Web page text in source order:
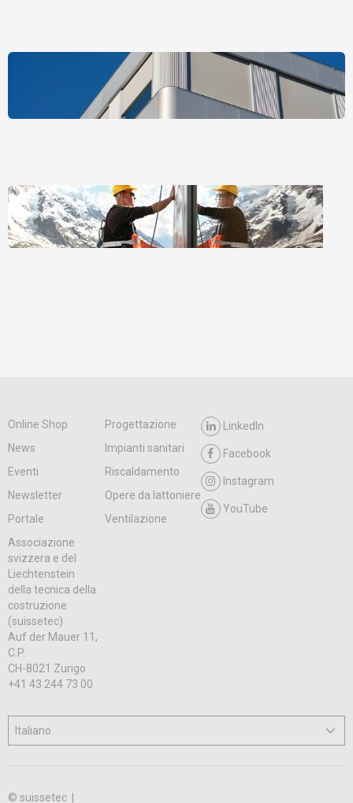
Online Shop
Progettazione
News
Impianti sanitari
Eventi
Riscaldamento
Newsletter
Opere da lattoniere
Portale
Ventilazione
LinkedIn
Facebook
Instagram
YouTube
Associazione
svizzera e del
Liechtenstein
della tecnica della
costruzione
(suissetec)
Auf der Mauer 11,
C.P.
CH-8021 Zurigo
+41 43 244 73 00
© suissetec |